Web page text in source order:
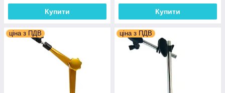
Купити Купити
ціна з ПДВ ціна з ПДВ